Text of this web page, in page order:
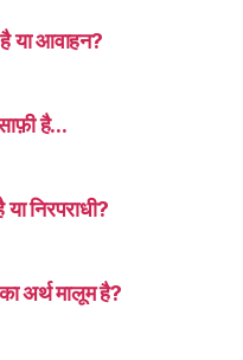
या आवाहन?
है…
निरपराधी?
अर्थ मालूम है?